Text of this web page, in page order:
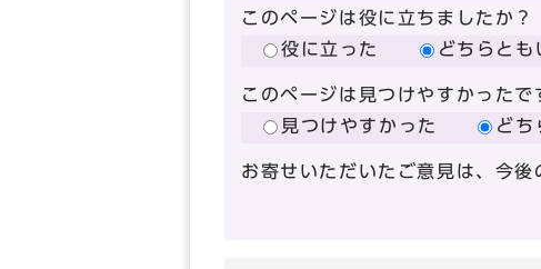
このページは役に立ちましたか？
役に立った
どちらとも
このページは見つけやすかったで
見つけやすかった
どち
お寄せいただいたご意見は、今後